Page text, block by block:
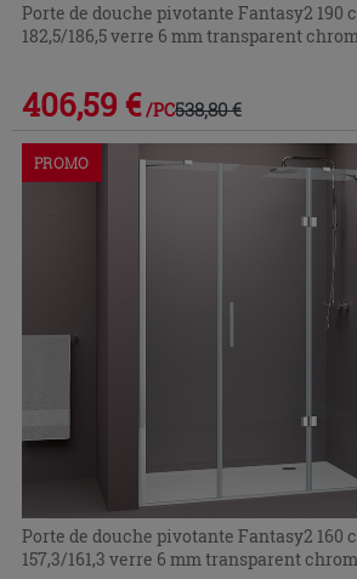
Porte de douche pivotante Fantasy2 190
182,5/186,5 verre 6 mm transparent
406,59 € /PC538,80 €
PROMO
Porte de douche pivotante Fantasy2 160
157,3/161,3 verre 6 mm transparent